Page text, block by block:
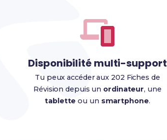
Disponibilité multi-support
Tu peux accéder aux 202 Fiches de
Révision depuis un ordinateur, une
tablette ou un smartphone.